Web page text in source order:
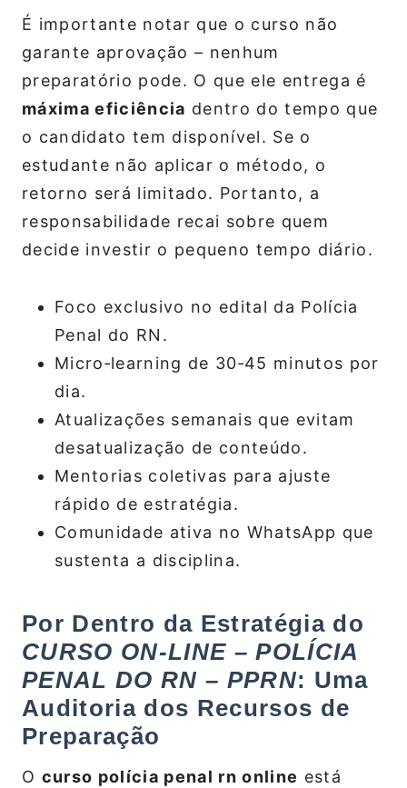
É importante notar que o curso não
garante aprovação – nenhum
preparatório pode. O que ele entrega é
máxima eficiência dentro do tempo que
o candidato tem disponível. Se o
estudante não aplicar o método, o
retorno será limitado. Portanto, a
responsabilidade recai sobre quem
decide investir o pequeno tempo diário.
Foco exclusivo no edital da Polícia
Penal do RN.
Micro‑learning de 30‑45 minutos por
dia.
Atualizações semanais que evitam
desatualização de conteúdo.
Mentorias coletivas para ajuste
rápido de estratégia.
Comunidade ativa no WhatsApp que
sustenta a disciplina.
Por Dentro da Estratégia do
CURSO ON‑LINE – POLÍCIA
PENAL DO RN – PPRN: Uma
Auditoria dos Recursos de
Preparação
O curso polícia penal rn online está